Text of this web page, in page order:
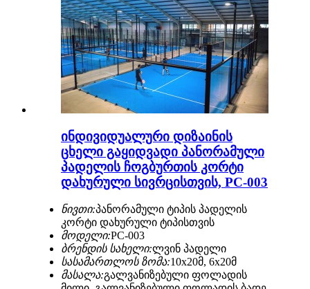
ინდივიდუალური დიზაინის
ცხელი გაყიდვადი პანორამული
პადელის ჩოგბურთის კორტი
დახურული სივრცისთვის, PC-003
ნივთი:პანორამული ტიპის პადელის
კორტი დახურული ტიპისთვის
მოდელი:PC-003
ბრენდის სახელი:ლვინ პადელი
სასამართლოს ზომა:10x20მ, 6x20მ
მასალა:გალვანიზებული ფოლადის